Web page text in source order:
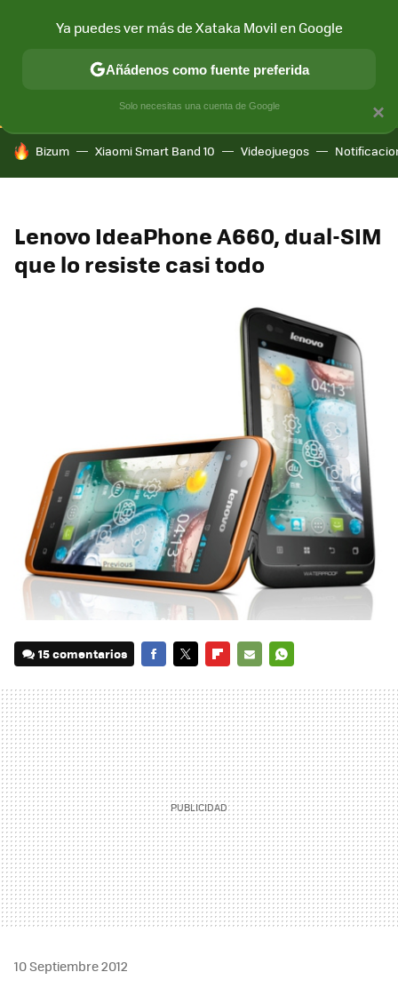
CONECTIVIDAD MÓVIL Y SOCIEDAD APLICACIONES
HOY SE HABLA DE
Bizum Xiaomi Smart Band 10 Videojuegos
Lenovo IdeaPhone A660, dual-SIM
que lo resiste casi todo
15 comentarios
MAIL
10 Septiembre 2012
×
Ya puedes ver más de Xataka Movil en Google
Añádenos como fuente preferida
Solo necesitas una cuenta de Google